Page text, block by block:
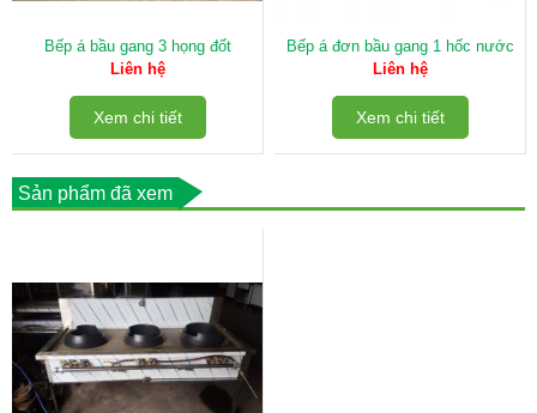
Bếp á bầu gang 3 họng đốt
Liên hệ
Xem chi tiết
Bếp á đơn bầu gang 1 hốc nước
Liên hệ
Xem chi tiết
Sản phẩm đã xem